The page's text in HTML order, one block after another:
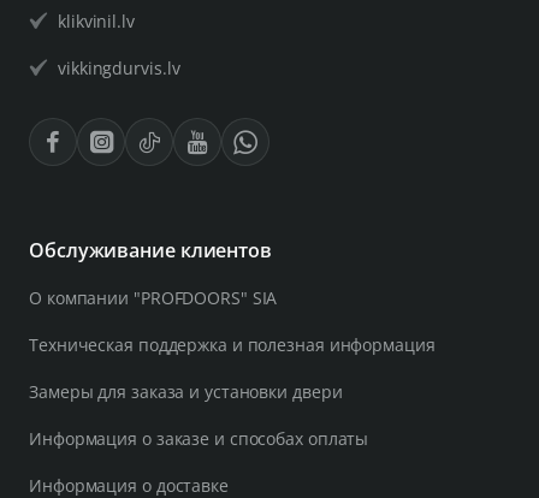
klikvinil.lv
vikkingdurvis.lv
Обслуживание клиентов
О компании "PROFDOORS" SIA
Техническая поддержка и полезная информация
Замеры для заказа и установки двери
Информация о заказе и способах оплаты
Информация о доставке